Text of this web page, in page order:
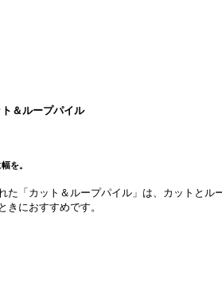
＆ループパイル
を。
た「カット＆ループパイル」は、カットと
きにおすすめです。